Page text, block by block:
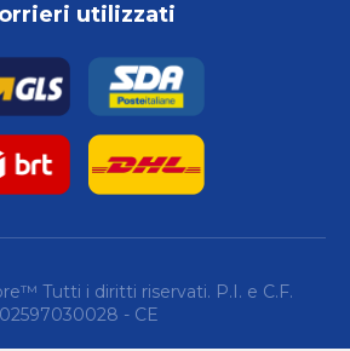
utilizzati
Tutti i diritti riservati. P.I. e C.F.
02597030028 - CE